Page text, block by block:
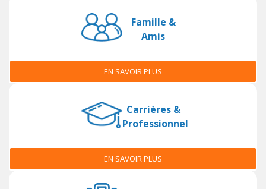
Famille &
Amis
EN SAVOIR PLUS
Carrières &
Professionnel
EN SAVOIR PLUS